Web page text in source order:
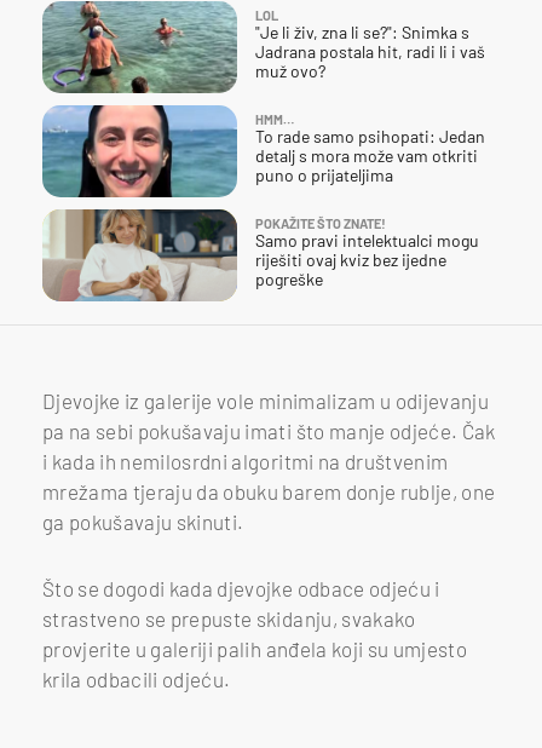
LOL
"Je li živ, zna li se?": Snimka s
Jadrana postala hit, radi li i vaš
muž ovo?
HMM…
To rade samo psihopati: Jedan
detalj s mora može vam otkriti
puno o prijateljima
POKAŽITE ŠTO ZNATE!
Samo pravi intelektualci mogu
riješiti ovaj kviz bez ijedne
pogreške
Djevojke iz galerije vole minimalizam u odijevanju
pa na sebi pokušavaju imati što manje odjeće. Čak
i kada ih nemilosrdni algoritmi na društvenim
mrežama tjeraju da obuku barem donje rublje, one
ga pokušavaju skinuti.
Što se dogodi kada djevojke odbace odjeću i
strastveno se prepuste skidanju, svakako
provjerite u galeriji palih anđela koji su umjesto
krila odbacili odjeću.